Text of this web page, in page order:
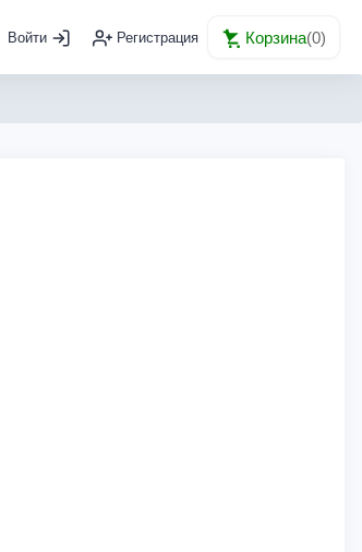
Войти Регистрация Корзина(0)